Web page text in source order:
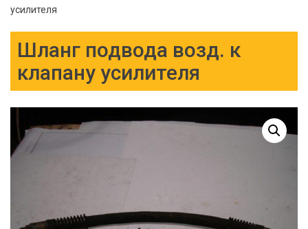
усилителя
Шланг подвода возд. к
клапану усилителя